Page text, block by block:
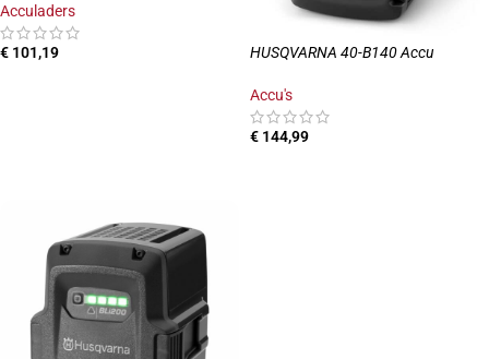
Acculaders
€ 101,19 HUSQVARNA 40-B140 Accu
Accu's
€ 144,99